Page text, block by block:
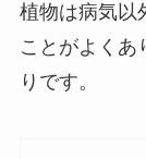
植物は病気以
ことがよくあ
りです。